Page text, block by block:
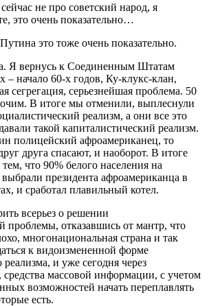
не про советский народ, я
это очень показательно…
это тоже очень показательно.
Я вернусь к Соединенным Штатам
– начало 60-х годов, Ку-клукс-клан,
сегрегация, серьезнейшая проблема. 50
В итоге мы отменили, выплеснули
реализм, а они все это
такой капиталистический реализм.
полицейский афроамериканец, то
друга спасают, и наоборот. В итоге
тем, что 90% белого населения на
президента афроамериканца в
и сработал плавильный котел.
всерьез о решении
проблемы, отказавшись от мантр, что
многонациональная страна и так
к видоизмененной форме
реализма, и уже сегодня через
средства массовой информации, с учетом
возможностей начать переплавлять
есть.